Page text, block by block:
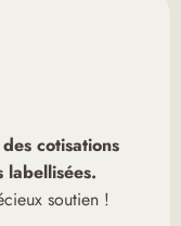
cotisations
labellisées.
soutien !